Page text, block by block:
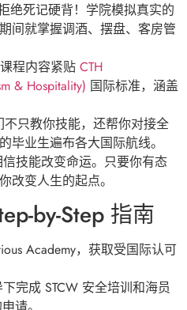
绝死记硬背！学院模拟真实的
间就掌握调酒、摆盘、客房管
课程内容紧贴 CTH
& Hospitality) 国际标准，涵盖
不只教你技能，还帮你对接全
毕业生遍布各大国际航线。
技能改变命运。只要你有态
改变人生的起点。
by-Step 指南
Academy，获取受国际认可
完成 STCW 安全培训和海员